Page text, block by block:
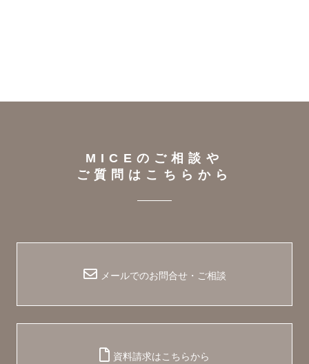
MICEのご相談や
ご質問はこちらから
メールでのお問合せ・ご相談
資料請求はこちらから